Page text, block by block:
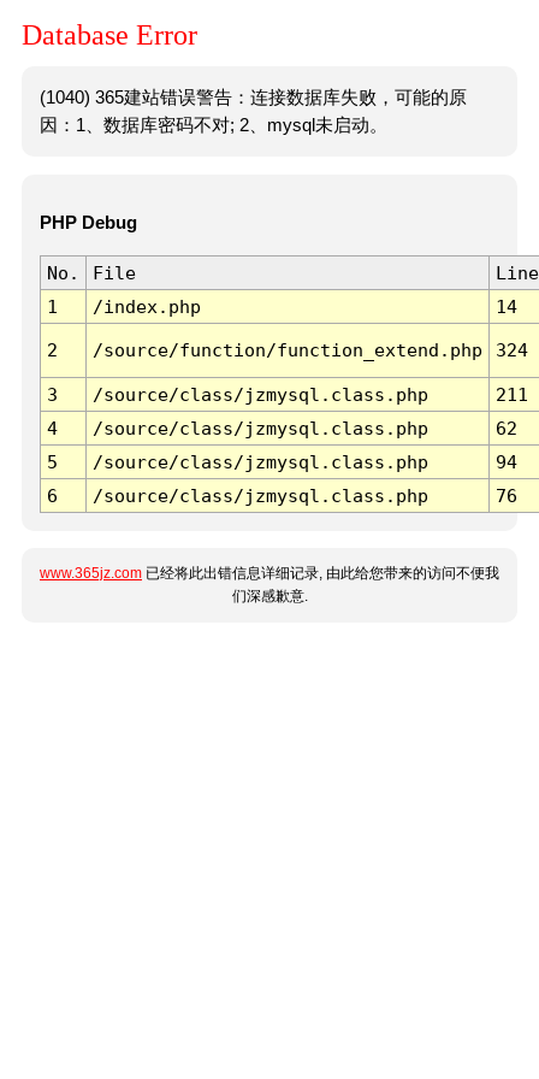
Database Error
(1040) 365建站错误警告：连接数据库失败，可能的原
因：1、数据库密码不对; 2、mysql未启动。
PHP Debug
No. File
Line
1
/index.php 14
2 /source/function/function_extend.php 324
3 /source/class/jzmysql.class.php
211
4
/source/class/jzmysql.class.php
62
5
/source/class/jzmysql.class.php
94
6
/source/class/jzmysql.class.php 76
www.365jz.com 已经将此出错信息详细记录, 由此给您带来的访问不便我
们深感歉意.